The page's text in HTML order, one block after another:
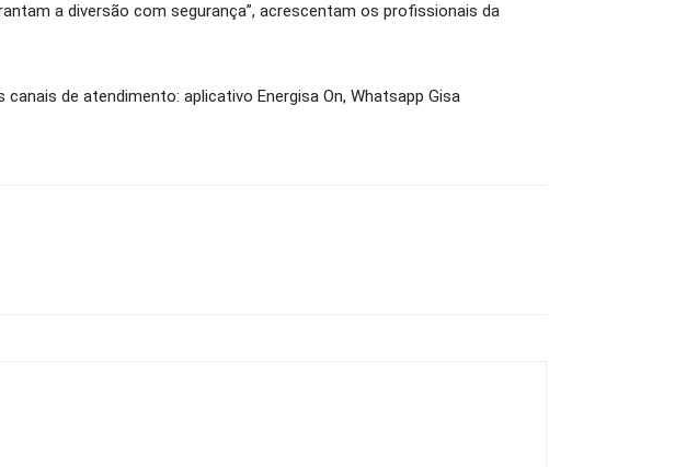
a diversão com segurança”, acrescentam os profissionais da
de atendimento: aplicativo Energisa On, Whatsapp Gisa